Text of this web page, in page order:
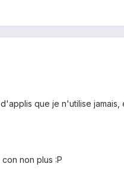
que je n'utilise
non plus :P